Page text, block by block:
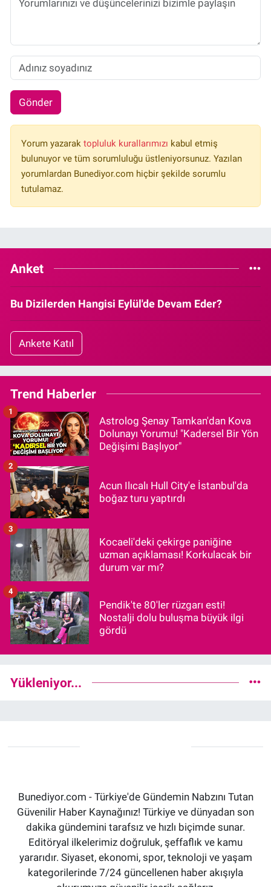
Gönder
Yorum yazarak topluluk kurallarımızı kabul etmiş
bulunuyor ve tüm sorumluluğu üstleniyorsunuz. Yazılan
yorumlardan Bunediyor.com hiçbir şekilde sorumlu
tutulamaz.
Anket
Bu Dizilerden Hangisi Eylül'de Devam Eder?
Ankete Katıl
Trend Haberler
Astrolog Şenay Tamkan'dan Kova
Dolunayı Yorumu! "Kadersel Bir Yön
Değişimi Başlıyor"
1
Acun Ilıcalı Hull City'e İstanbul'da
boğaz turu yaptırdı
2
Kocaeli'deki çekirge paniğine
uzman açıklaması! Korkulacak bir
durum var mı?
3
Pendik'te 80'ler rüzgarı esti!
Nostalji dolu buluşma büyük ilgi
gördü
4
Yükleniyor...
Bunediyor.com - Türkiye'de Gündemin Nabzını Tutan
Güvenilir Haber Kaynağınız! Türkiye ve dünyadan son
dakika gündemini tarafsız ve hızlı biçimde sunar.
Editöryal ilkelerimiz doğruluk, şeffaflık ve kamu
yararıdır. Siyaset, ekonomi, spor, teknoloji ve yaşam
kategorilerinde 7/24 güncellenen haber akışıyla